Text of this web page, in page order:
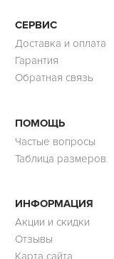
СЕРВИС
Доставка и оплата
Гарантия
Обратная связь
ПОМОЩЬ
Частые вопросы
Таблица размеров
ИНФОРМАЦИЯ
Акции и скидки
Отзывы
Карта сайта